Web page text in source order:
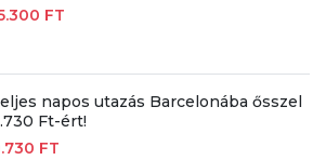
FT
napos utazás Barcelonába ősszel
Ft-ért!
FT